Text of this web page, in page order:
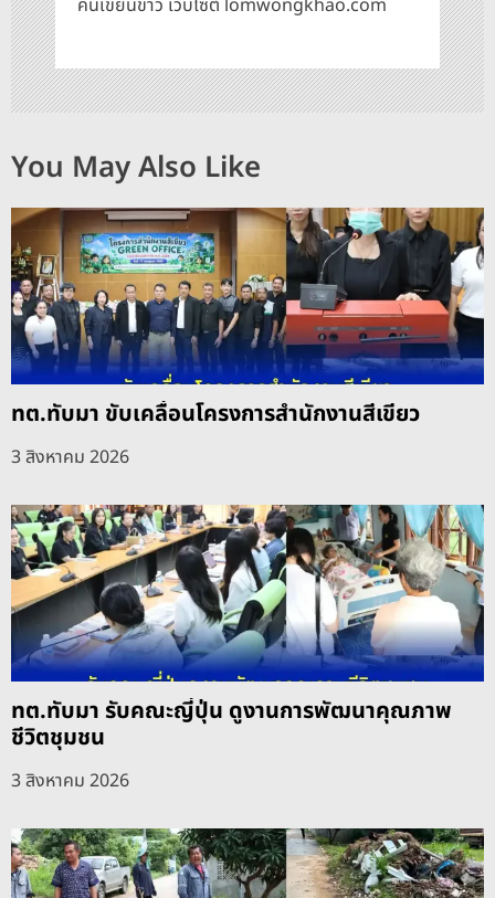
You May Also Like
ทต.ทับมา ขับเคลื่อนโครงการสำนักงานสีเขียว
3 สิงหาคม 2026
ทต.ทับมา รับคณะญี่ปุ่น ดูงานการพัฒนาคุณภาพ
ชีวิตชุมชน
3 สิงหาคม 2026